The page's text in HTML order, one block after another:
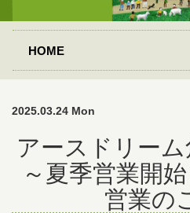
HOME
2025.03.24 Mon
アースドリー
～夏季営業開
営業の